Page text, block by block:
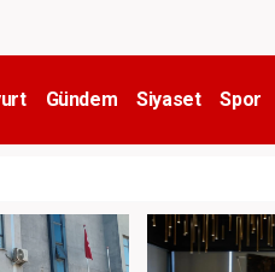
Gündem Siyaset Spor